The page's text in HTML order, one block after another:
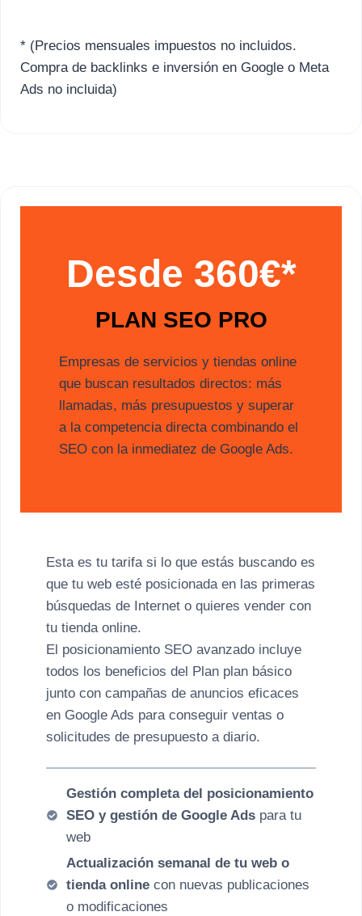
* (Precios mensuales impuestos no incluidos.
Compra de backlinks e inversión en Google o Meta
Ads no incluida)
Desde 360€*
PLAN SEO PRO
Empresas de servicios y tiendas online
que buscan resultados directos: más
llamadas, más presupuestos y superar
a la competencia directa combinando el
SEO con la inmediatez de Google Ads.
Esta es tu tarifa si lo que estás buscando es
que tu web esté posicionada en las primeras
búsquedas de Internet o quieres vender con
tu tienda online.
El posicionamiento SEO avanzado incluye
todos los beneficios del Plan plan básico
junto con campañas de anuncios eficaces
en Google Ads para conseguir ventas o
solicitudes de presupuesto a diario.
Gestión completa del posicionamiento
SEO y gestión de Google Ads para tu
web
Actualización semanal de tu web o
tienda online con nuevas publicaciones
o modificaciones